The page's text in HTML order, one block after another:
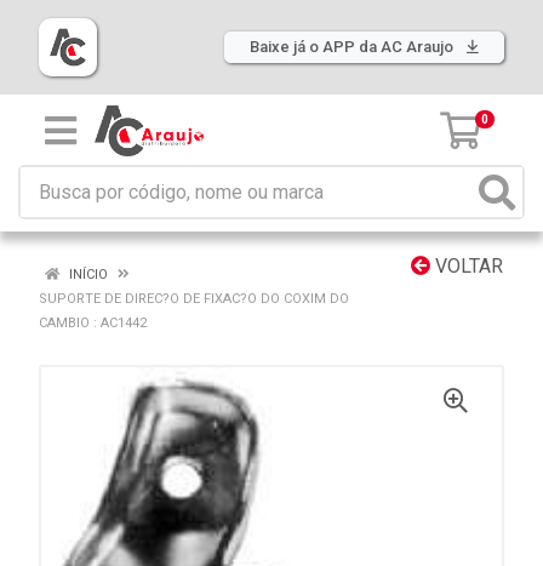
Baixe já o APP da AC Araujo
0
VOLTAR
INÍCIO
SUPORTE DE DIREC?O DE FIXAC?O DO COXIM DO
CAMBIO : AC1442